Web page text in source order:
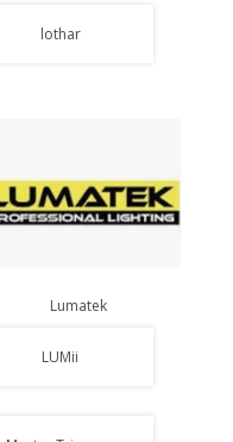
lothar
Lumatek
LUMii